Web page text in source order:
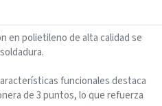
en polietileno de alta calidad se
funcionales destaca
de 3 puntos, lo que refuerza